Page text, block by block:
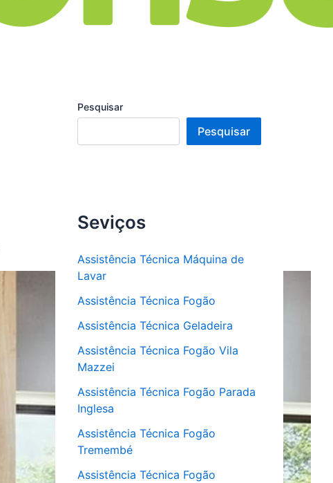
Pesquisar
Pesquisar
Seviços
Assistência Técnica Máquina de
Lavar
Assistência Técnica Fogão
Assistência Técnica Geladeira
Assistência Técnica Fogão Vila
Mazzei
Assistência Técnica Fogão Parada
Inglesa
Assistência Técnica Fogão
Tremembé
Assistência Técnica Fogão